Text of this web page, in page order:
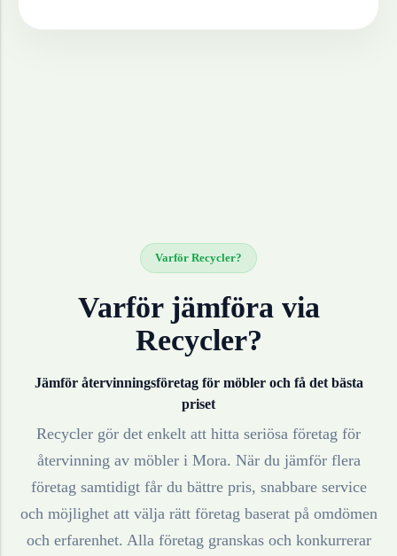
Varför Recycler?
Varför jämföra via
Recycler?
Jämför återvinningsföretag för möbleroch få det bästa
priset
Recycler gör det enkelt att hitta seriösa företag för
återvinning av möbleri Mora. När du jämför flera
företag samtidigt får du bättre pris, snabbare service
och möjlighet att välja rätt företag baserat på omdömen
och erfarenhet. Alla företag granskas och konkurrerar